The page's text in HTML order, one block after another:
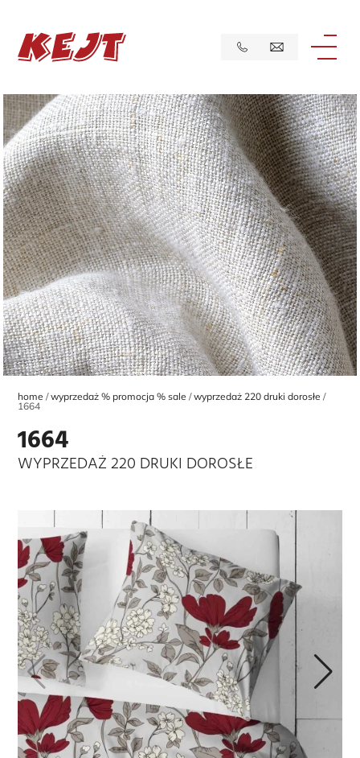
home wyprzedaż % promocja % sale
wyprzedaż 220 druki dorosłe
1664
1664
WYPRZEDAŻ 220 DRUKI DOROSŁE